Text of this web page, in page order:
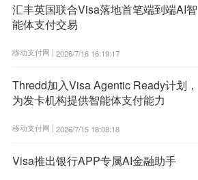
汇丰英国联合Visa落地首笔端到端AI智
能体支付交易
移动支付网 | 2026/7/16 16:19:17
Thredd加入Visa Agentic Ready计划，
为发卡机构提供智能体支付能力
移动支付网 | 2026/7/15 18:08:18
Visa推出银行APP专属AI金融助手